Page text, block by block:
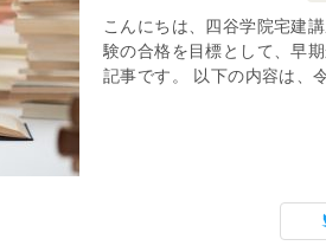
こんにちは、四谷学院宅建
験の合格を目標として、早
記事です。 以下の内容は、